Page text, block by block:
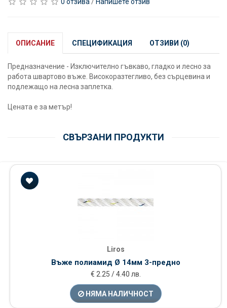
ОПИСАНИЕ СПЕЦИФИКАЦИЯ ОТЗИВИ (0)
Предназначение - Изключително гъвкаво, гладко и лесно за
работа швартово въже. Високоразтегливо, без сърцевина и
подлежащо на лесна заплетка.
Цената е за метър!
СВЪРЗАНИ ПРОДУКТИ
Liros
Въже полиамид Ø 14мм 3-предно
€ 2.25 / 4.40 лв.
НЯМА НАЛИЧНОСТ